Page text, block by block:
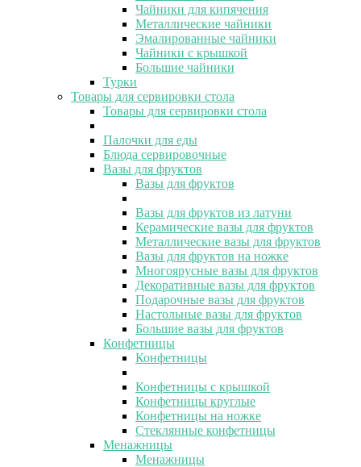
Чайники для кипячения
Металлические чайники
Эмалированные чайники
Чайники с крышкой
Большие чайники
Турки
Товары для сервировки стола
Товары для сервировки стола
Палочки для еды
Блюда сервировочные
Вазы для фруктов
Вазы для фруктов
Вазы для фруктов из латуни
Керамические вазы для фруктов
Металлические вазы для фруктов
Вазы для фруктов на ножке
Многоярусные вазы для фруктов
Декоративные вазы для фруктов
Подарочные вазы для фруктов
Настольные вазы для фруктов
Большие вазы для фруктов
Конфетницы
Конфетницы
Конфетницы с крышкой
Конфетницы круглые
Конфетницы на ножке
Стеклянные конфетницы
Менажницы
Менажницы